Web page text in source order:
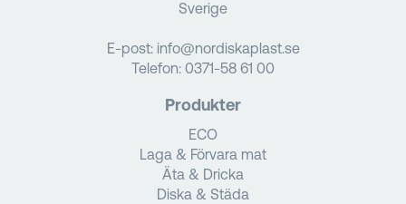
Sverige
E-post: info@nordiskaplast.se
Telefon: 0371-58 61 00
Produkter
ECO
Laga & Förvara mat
Äta & Dricka
Diska & Städa